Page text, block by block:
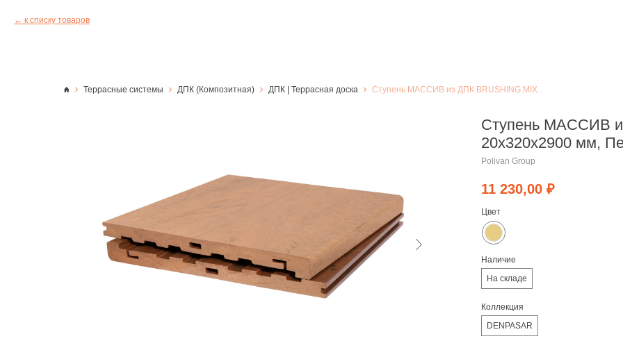
к списку товаров
Террасные системы ДПК (Композитная) ДПК | Террасная доска
Ступень МАССИВ
20х320х2900 мм,
Polivan Group
11 230,00 ₽
Цвет
Наличие
На складе
Коллекция
DENPASAR